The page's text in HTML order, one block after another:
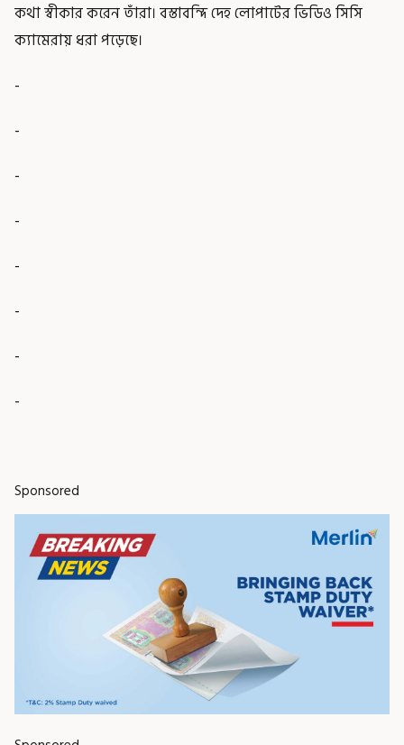
কথা স্বীকার করেন তাঁরা। বস্তাবন্দি দেহ লোপাটের ভিডিও সিসি
ক্যামেরায় ধরা পড়েছে।
-
-
-
-
-
-
-
-
Sponsored